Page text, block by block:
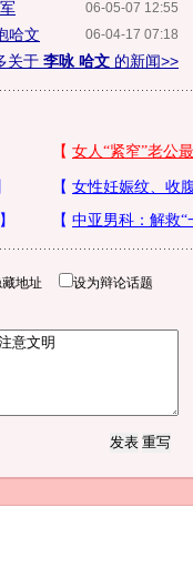
06-05-07 12:55
06-04-17 07:18
哈文
关于 李咏 哈文 的新闻>>
藏地址 设为辩论话题